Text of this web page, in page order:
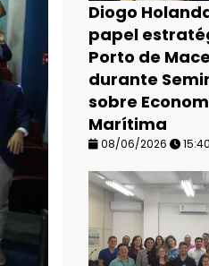
Diogo
papel
Porto de
durante
sobre
Marítima
08/06/2026